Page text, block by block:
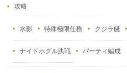
攻略
水影 特殊極限任務 クジラ艇
ナイドホグル決戦 パーティ編成